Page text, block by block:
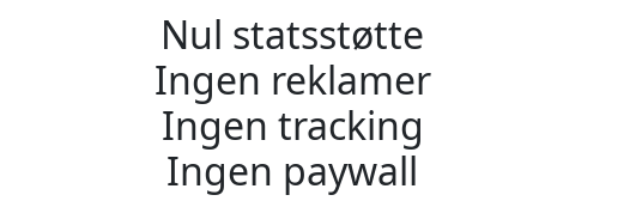
Nul statsstøtte
Ingen reklamer
Ingen tracking
Ingen paywall